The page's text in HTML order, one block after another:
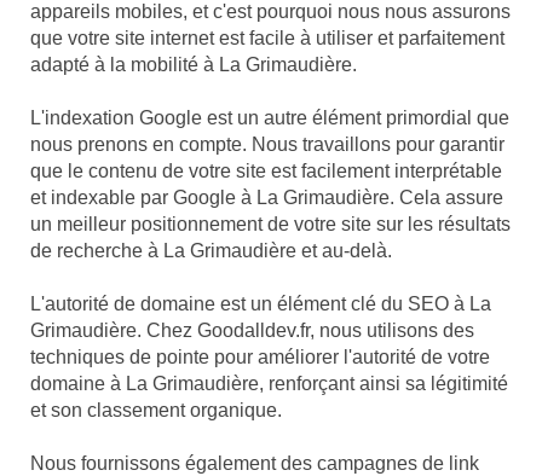
appareils mobiles, et c'est pourquoi nous nous assurons
que votre site internet est facile à utiliser et parfaitement
adapté à la mobilité à La Grimaudière.
L'indexation Google est un autre élément primordial que
nous prenons en compte. Nous travaillons pour garantir
que le contenu de votre site est facilement interprétable
et indexable par Google à La Grimaudière. Cela assure
un meilleur positionnement de votre site sur les résultats
de recherche à La Grimaudière et au-delà.
L'autorité de domaine est un élément clé du SEO à La
Grimaudière. Chez Goodalldev.fr, nous utilisons des
techniques de pointe pour améliorer l'autorité de votre
domaine à La Grimaudière, renforçant ainsi sa légitimité
et son classement organique.
Nous fournissons également des campagnes de link